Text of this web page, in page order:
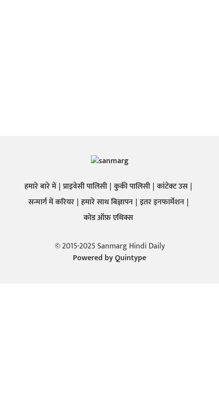
हमारे बारे में प्राइवेसी पालिसी कुकी पालिसी कांटेक्ट उस
सन्मार्ग में करियर हमारे साथ बिज्ञापन इतर इनफार्मेशन
कोड ऑफ़ एथिक्स
© 2015-2025 Sanmarg Hindi Daily
Powered byQuintype